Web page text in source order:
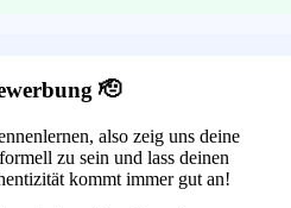
🫡
also zeig uns deine
zu sein und lass deinen
kommt immer gut an!